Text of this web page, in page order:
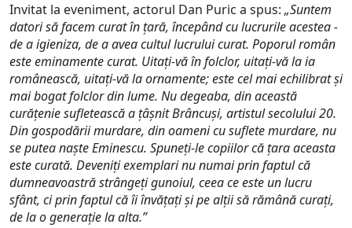
Invitat la eveniment, actorul Dan Puric a spus: „Suntem
datori să facem curat în țară, începând cu lucrurile acestea -
de a igieniza, de a avea cultul lucrului curat. Poporul român
este eminamente curat. Uitați-vă în folclor, uitați-vă la ia
românească, uitați-vă la ornamente; este cel mai echilibrat și
mai bogat folclor din lume. Nu degeaba, din această
curățenie sufletească a țâșnit Brâncuși, artistul secolului 20.
Din gospodării murdare, din oameni cu suflete murdare, nu
se putea naște Eminescu. Spuneți-le copiilor că țara aceasta
este curată. Deveniți exemplari nu numai prin faptul că
dumneavoastră strângeți gunoiul, ceea ce este un lucru
sfânt, ci prin faptul că îi învățați și pe alții să rămână curați,
de la o generație la alta.”